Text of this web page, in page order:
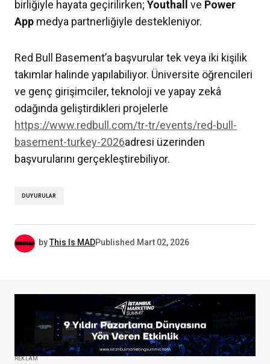
birliğiyle hayata geçirilirken; Youthall ve Power
App medya partnerliğiyle destekleniyor.
Red Bull Basement’a başvurular tek veya iki kişilik
takımlar halinde yapılabiliyor. Üniversite öğrencileri
ve genç girişimciler, teknoloji ve yapay zekâ
odağında geliştirdikleri projelerle
https://www.redbull.com/tr-tr/events/red-bull-
basement-turkey-2026adresi üzerinden
başvurularını gerçekleştirebiliyor.
DUYURULAR
byThis Is MADPublished Mart 02, 2026
REKLAM